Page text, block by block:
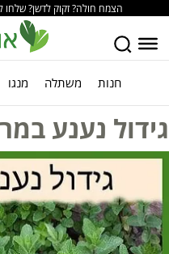
הצמח חולה? זקוק לדשן? שלחו
חנות משתלה מנגו
גידול נענע